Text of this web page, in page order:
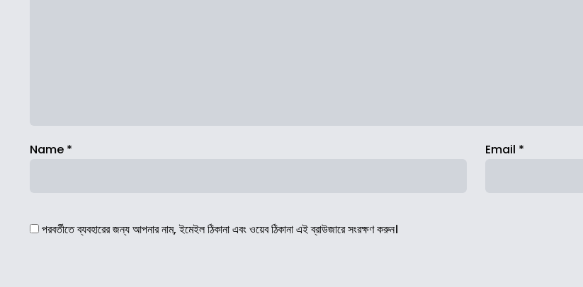
Name * Email *
পরবর্তীতে ব্যবহারের জন্য আপনার নাম, ইমেইল ঠিকানা এবং ওয়েব ঠিকানা এই ব্রাউজারে সংরক্ষণ করুন।